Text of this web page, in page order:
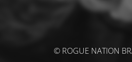
© ROGUE NATION